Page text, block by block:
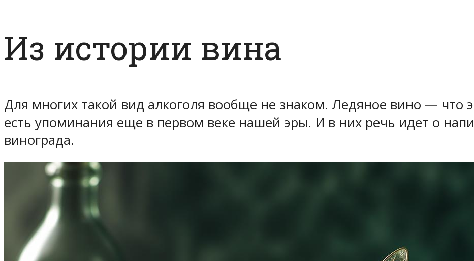
Из истории вина
Для многих такой вид алкоголя вообще не знаком. Ледяное вино — что
есть упоминания еще в первом веке нашей эры. И в них речь идет о
винограда.